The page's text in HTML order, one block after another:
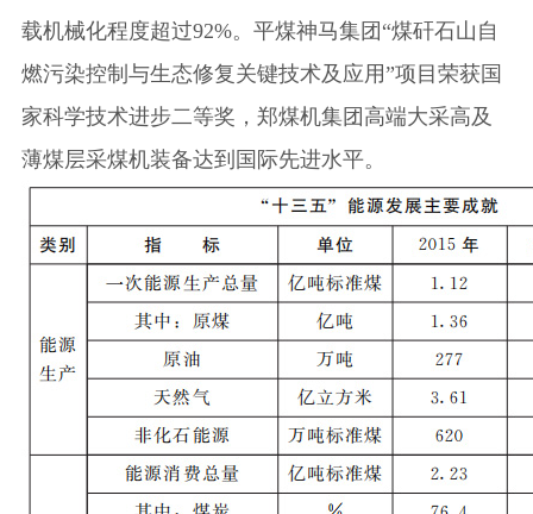
载机械化程度超过92%。平煤神马集团“煤矸石山自
燃污染控制与生态修复关键技术及应用”项目荣获国
家科学技术进步二等奖，郑煤机集团高端大采高及
薄煤层采煤机装备达到国际先进水平。